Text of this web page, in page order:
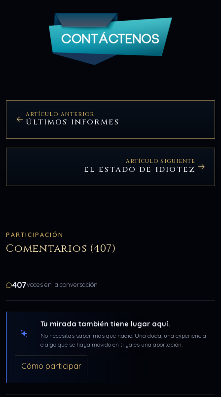
ARTÍCULO ANTERIOR
ÚLTIMOS INFORMES
ARTÍCULO SIGUIENTE
EL ESTADO DE IDIOTEZ
PARTICIPACIÓN
Comentarios (407)
407voces en la conversación
Tu mirada también tiene lugar aquí.
No necesitas saber más que nadie. Una duda, una experiencia
o algo que se haya movido en ti ya es una aportación.
Cómo participar